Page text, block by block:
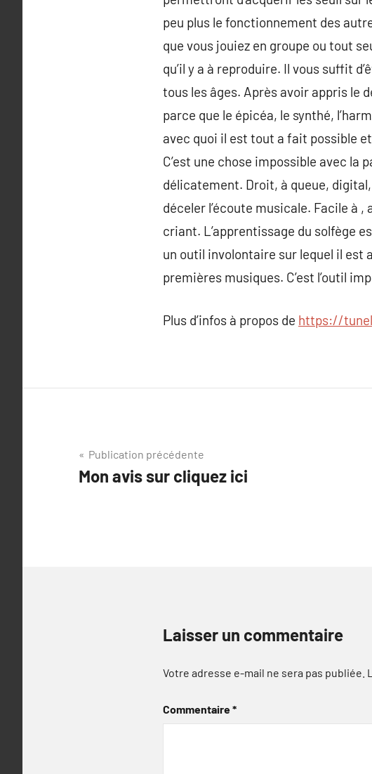
peu plus le fonctionnement des
que vous jouiez en groupe ou tout
qu’il y a à reproduire. Il vous suffit
tous les âges. Après avoir appris le
parce que le épicéa, le synthé,
avec quoi il est tout a fait possible
C’est une chose impossible avec la
délicatement. Droit, à queue,
déceler l’écoute musicale. Facile à ,
criant. L’apprentissage du solfège
un outil involontaire sur lequel il est
premières musiques. C’est l’outil
Plus d’infos à propos de https://
Navigation
de
Publication précédente
Mon avis sur cliquez ici
Laisser un commentaire
Votre adresse e-mail ne sera pas publiée.
Commentaire*